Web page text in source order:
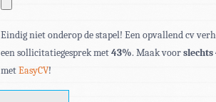
pdf,
doc,
Eindig niet onderop de stapel! Een opvallend cv
een sollicitatiegesprek met43%. Maak voorslechts
metEasyCV!